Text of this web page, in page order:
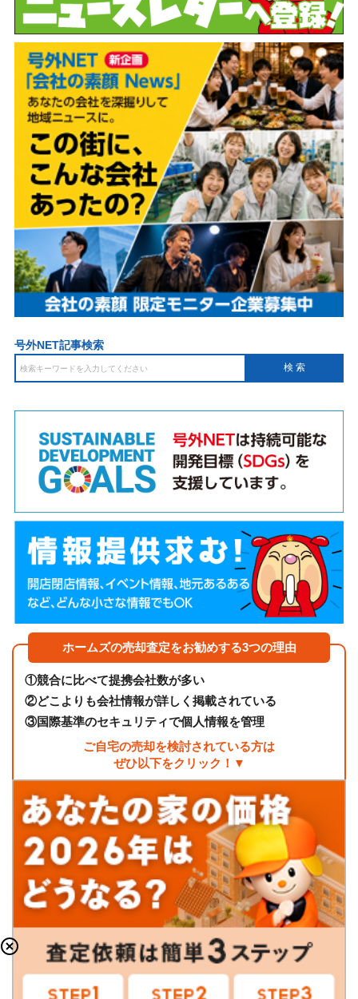
号外NET記事検索
ホームズの売却査定をお勧めする3つの理由
①競合に比べて提携会社数が多い
②どこよりも会社情報が詳しく掲載されている
③国際基準のセキュリティで個人情報を管理
ご自宅の売却を検討されている方は
ぜひ以下をクリック！▼